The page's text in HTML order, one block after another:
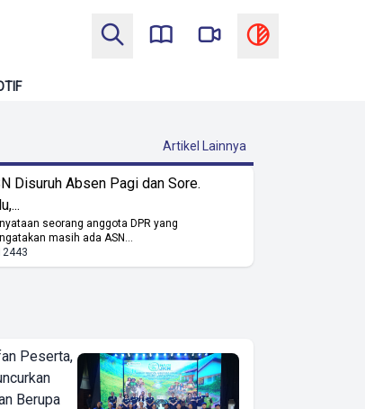
Artikel Lainnya
Disuruh Absen Pagi dan Sore.
seorang anggota DPR yang
masih ada ASN...
Peserta,
Berupa